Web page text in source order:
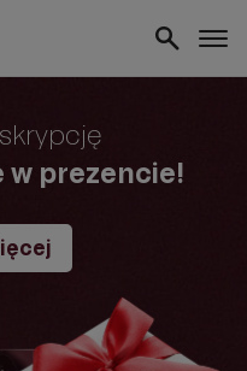
prezencie!